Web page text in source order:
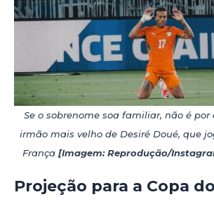
Se o sobrenome soa familiar, não é por
irmão mais velho de Desiré Doué, que
França [Imagem: Reprodução/
Projeção para a Copa